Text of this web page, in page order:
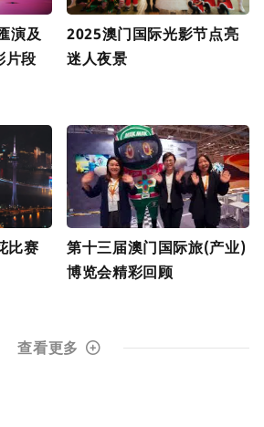
演及
片段
2025澳门国际光影节点亮
迷人夜景
比赛
第十三届澳门国际旅(产业)
博览会精彩回顾
查看更多